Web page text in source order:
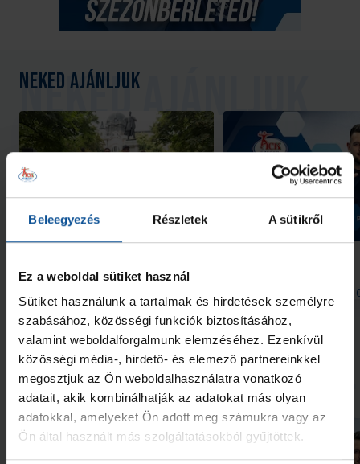
Beleegyezés Részletek A sütikről
Ez a weboldal sütiket használ
Sütiket használunk a tartalmak és hirdetések személyre
szabásához, közösségi funkciók biztosításához,
valamint weboldalforgalmunk elemzéséhez. Ezenkívül
közösségi média-, hirdető- és elemező partnereinkkel
megosztjuk az Ön weboldalhasználatra vonatkozó
adatait, akik kombinálhatják az adatokat más olyan
adatokkal, amelyeket Ön adott meg számukra vagy az
Ön által használt más szolgáltatásokból gyűjtöttek.
Neked ajánljuk
Megnézem az összeset
Galéria
Handball Family
#kékek Tour 1. állomás:
Handball Family 2026. aug.
Indul a helyszíni
További friss hírek